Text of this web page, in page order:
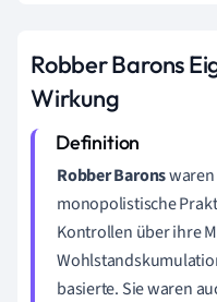
Robber Barons
Wirkung
Robber Barons
monopolistische
Kontrollen über ihre
basierte. Sie waren